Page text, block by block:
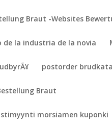
Braut -Websites
de la industria de la novia
postorder
Braut
morsiamen kuponki